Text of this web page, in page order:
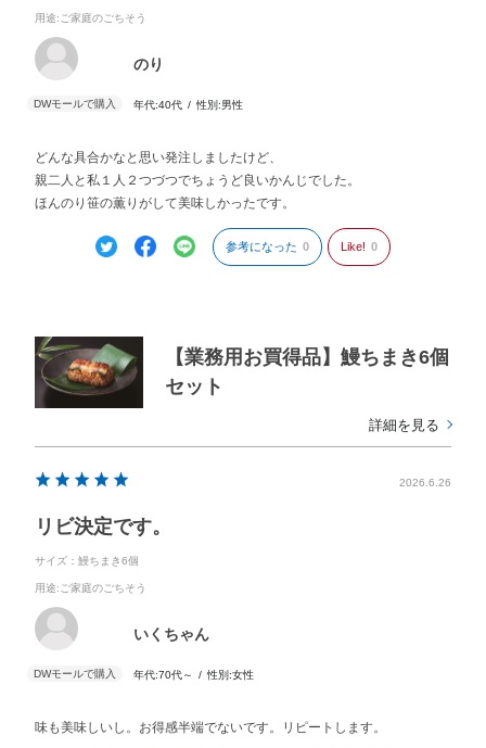
用途:ご家庭のごちそう
のり
年代:40代 性別:男性
どんな具合かなと思い発注しましたけど、
親二人と私１人２つづつでちょうど良いかんじでした。
ほんのり笹の薫りがして美味しかったです。
参考になった 0 Like! 0
【業務用お買得品】鰻ちまき6個
セット
詳細を見る
2026.6.26
リビ決定です。
サイズ：鰻ちまき6個
用途:ご家庭のごちそう
いくちゃん
年代:70代～ 性別:女性
味も美味しいし。お得感半端でないです。リピートします。